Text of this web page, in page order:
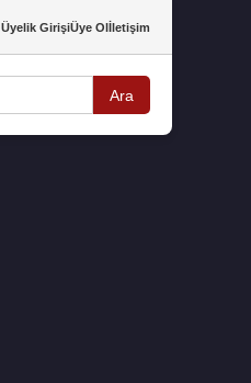
Üyelik GirişiÜye Olİletişim
Ara